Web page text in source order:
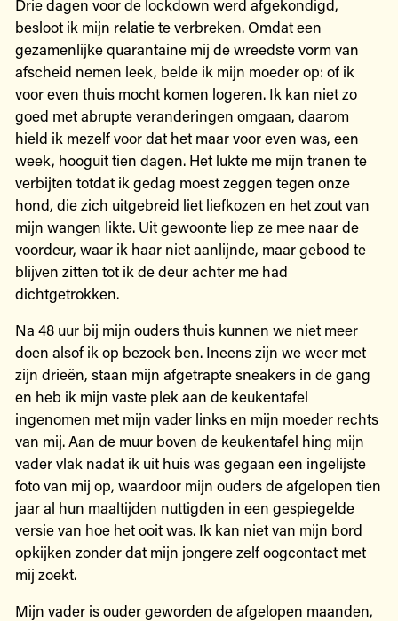
Drie dagen voor de lockdown werd afgekondigd,
besloot ik mijn relatie te verbreken. Omdat een
gezamenlijke quarantaine mij de wreedste vorm van
afscheid nemen leek, belde ik mijn moeder op: of ik
voor even thuis mocht komen logeren. Ik kan niet zo
goed met abrupte veranderingen omgaan, daarom
hield ik mezelf voor dat het maar voor even was, een
week, ­hooguit tien dagen. Het lukte me mijn tranen te
verbijten totdat ik gedag moest zeggen tegen onze
hond, die zich uitgebreid liet liefkozen en het zout van
mijn wangen likte. Uit gewoonte liep ze mee naar de
voordeur, waar ik haar niet aanlijnde, maar gebood te
blijven zitten tot ik de deur achter me had
dichtgetrokken.
Na 48 uur bij mijn ouders thuis kunnen we niet meer
doen alsof ik op bezoek ben. Ineens zijn we weer met
zijn drieën, staan mijn afgetrapte sneakers in de gang
en heb ik mijn vaste plek aan de keukentafel
ingenomen met mijn ­vader links en mijn moeder rechts
van mij. Aan de muur boven de keukentafel hing mijn
vader vlak nadat ik uit huis was gegaan een ingelijste
foto van mij op, waardoor mijn ouders de afgelopen tien
jaar al hun maaltijden nuttigden in een gespiegelde
versie van hoe het ooit was. Ik kan niet van mijn bord
opkijken zonder dat mijn jongere zelf oogcontact met
mij zoekt.
Mijn vader is ouder geworden de afgelopen maanden,